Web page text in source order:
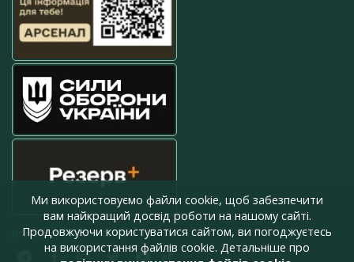
press@armyinform.com.ua
Ми використовуємо файли cookie, щоб забезпечити
вам найкращий досвід роботи на нашому сайті.
Продовжуючи користуватися сайтом, ви погоджуєтесь
на використання файлів cookie. Детальніше про